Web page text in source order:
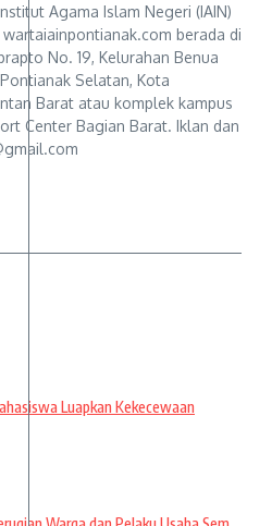
Agama Islam Negeri (IAIN)
berada di
No. 19, Kelurahan Benua
Selatan, Kota
Barat atau komplek kampus
Center Bagian Barat. Iklan dan
Luapkan Kekecewaan